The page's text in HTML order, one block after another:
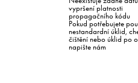
vypršení platnosti
propagačního kódu
Pokud potřebujete
nestandardní úklid,
čištění nebo úklid po
napište nám